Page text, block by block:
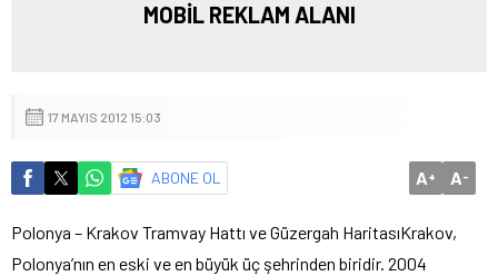
MOBİL REKLAM ALANI
17 MAYIS 2012 15:03
ABONE OL A+ A-
Polonya – Krakov Tramvay Hattı ve Güzergah HaritasıKrakov,
Polonya’nın en eski ve en büyük üç şehrinden biridir. 2004